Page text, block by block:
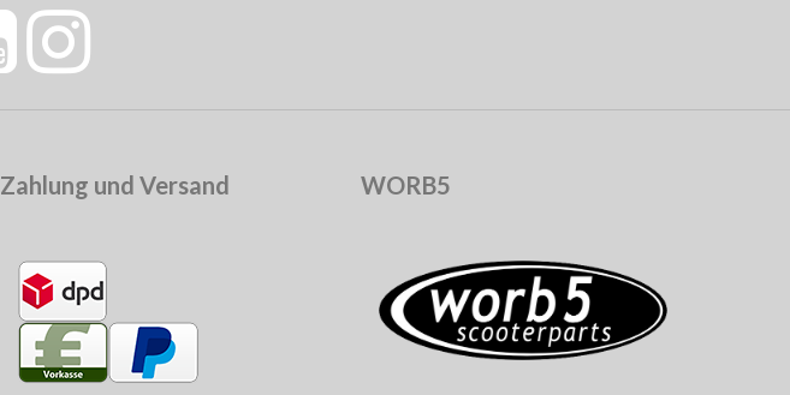
Zahlung und Versand WORB5